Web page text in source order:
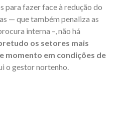
para fazer face à redução do
— que também penaliza as
interna –, não há
os setores mais
momento em condições de
o gestor nortenho.